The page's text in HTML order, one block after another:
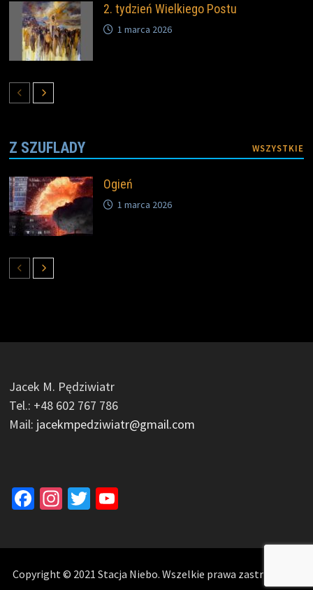
2. tydzień Wielkiego Postu
1 marca 2026
Z SZUFLADY WSZYSTKIE
Ogień
1 marca 2026
Jacek M. Pędziwiatr
Tel.: +48 602 767 786
Mail: jacekmpedziwiatr@gmail.com
Facebook
Instagram
Twitter
Copyright © 2021 Stacja Niebo. Wszelkie prawa zastrzeżone.